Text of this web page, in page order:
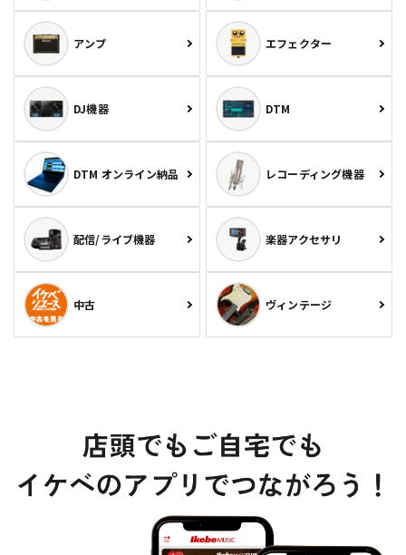
アンプ エフェクター
DJ機器 DTM
DTM オンライン納品 レコーディング機器
配信/ライブ機器 楽器アクセサリ
中古 ヴィンテージ